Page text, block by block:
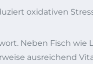
oxidativen
Neben Fisch wie
ausreichend